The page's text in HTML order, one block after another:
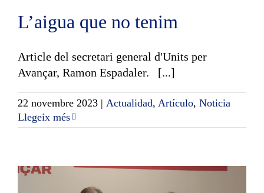
L’aigua que no tenim
Article del secretari general d'Units per
Avançar, Ramon Espadaler. [...]
22 novembre 2023 | Actualidad, Artículo, Noticia
Llegeix més